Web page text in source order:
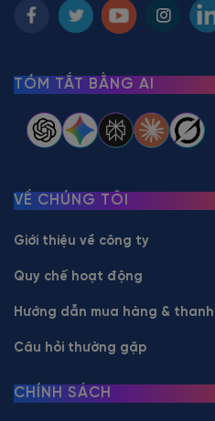
TÓM TẮT BẰNG AI
VỀ CHÚNG TÔI
Giới thiệu về công ty
Quy chế hoạt động
Hướng dẫn mua hàng &
Câu hỏi thường gặp
CHÍNH SÁCH